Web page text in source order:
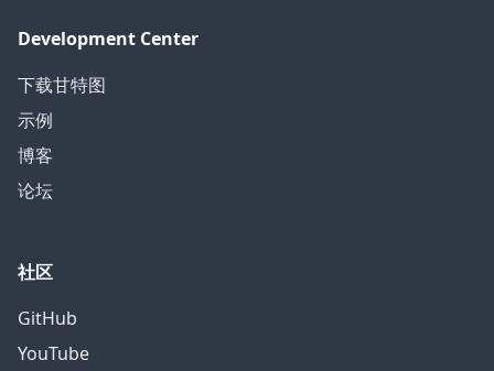
Development Center
下载甘特图
示例
博客
论坛
社区
GitHub
YouTube